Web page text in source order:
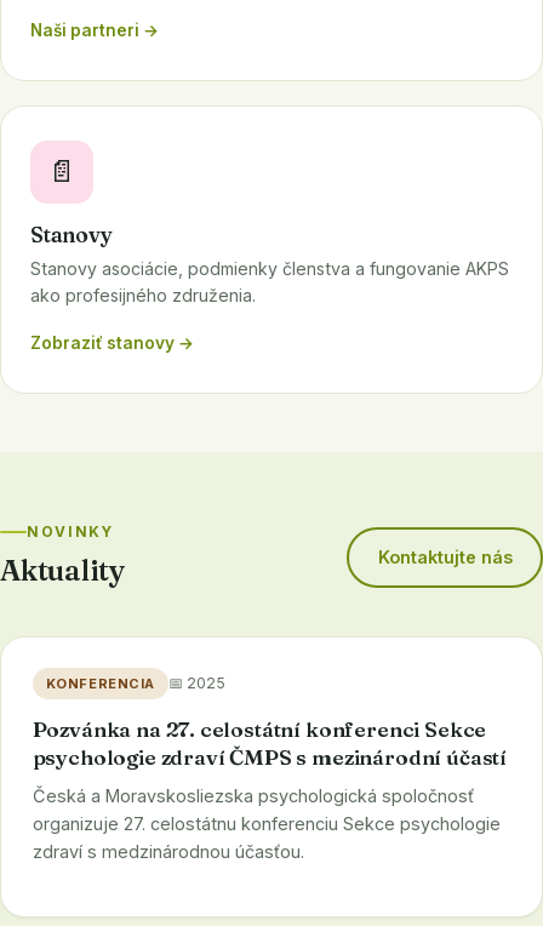
Naši partneri →
📄
Stanovy
Stanovy asociácie, podmienky členstva a fungovanie AKPS
ako profesijného združenia.
Zobraziť stanovy →
NOVINKY
Aktuality Kontaktujte nás
KONFERENCIA 📅 2025
Pozvánka na 27. celostátní konferenci Sekce
psychologie zdraví ČMPS s mezinárodní účastí
Česká a Moravskosliezska psychologická spoločnosť
organizuje 27. celostátnu konferenciu Sekce psychologie
zdraví s medzinárodnou účasťou.